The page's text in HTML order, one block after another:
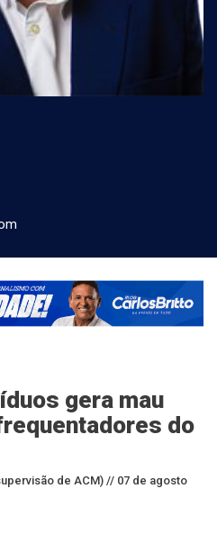
gera mau
do
de ACM) // 07 de agosto